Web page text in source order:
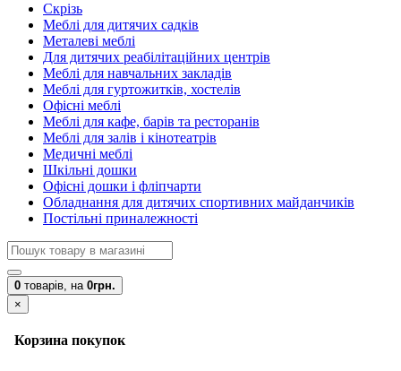
Скрізь
Меблі для дитячих садків
Металеві меблі
Для дитячих реабілітаційних центрів
Меблі для навчальних закладів
Меблі для гуртожитків, хостелів
Офісні меблі
Меблі для кафе, барів та ресторанів
Меблі для залів і кінотеатрів
Медичні меблі
Шкільні дошки
Офісні дошки і фліпчарти
Обладнання для дитячих спортивних майданчиків
Постільні приналежності
0 товарів, на 0грн.
×
Корзина покупок